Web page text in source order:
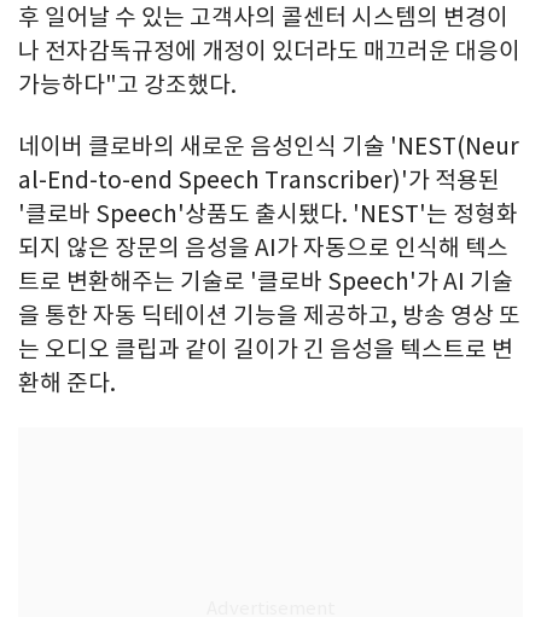
후 일어날 수 있는 고객사의 콜센터 시스템의 변경이
나 전자감독규정에 개정이 있더라도 매끄러운 대응이
가능하다"고 강조했다.
네이버 클로바의 새로운 음성인식 기술 'NEST(Neur
al-End-to-end Speech Transcriber)'가 적용된
'클로바 Speech'상품도 출시됐다. 'NEST'는 정형화
되지 않은 장문의 음성을 AI가 자동으로 인식해 텍스
트로 변환해주는 기술로 '클로바 Speech'가 AI 기술
을 통한 자동 딕테이션 기능을 제공하고, 방송 영상 또
는 오디오 클립과 같이 길이가 긴 음성을 텍스트로 변
환해 준다.